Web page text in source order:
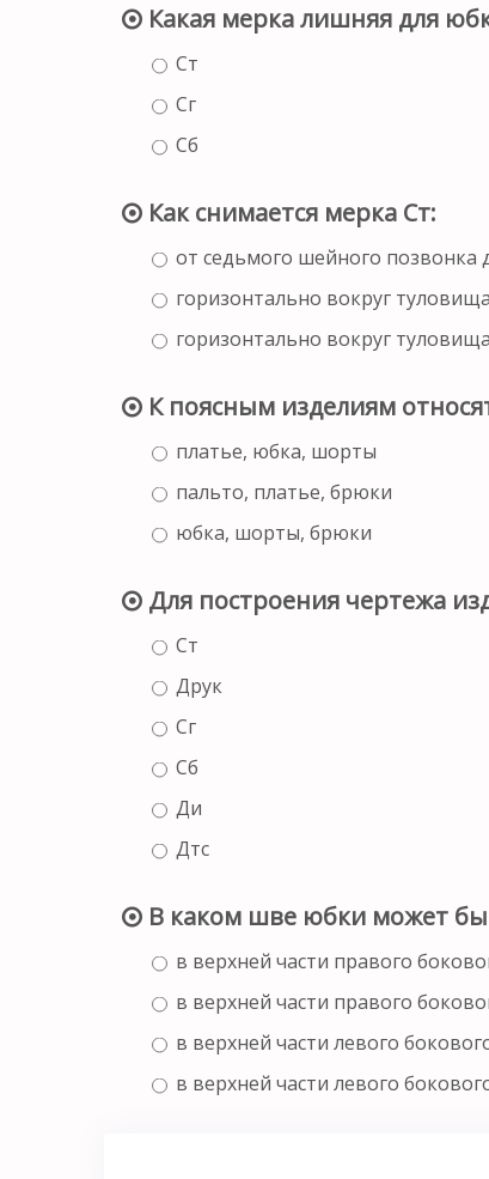
Какая мерка лишняя для
Ст
Сг
Сб
Как снимается мерка Ст:
от седьмого шейного позвонка
горизонтально вокруг
горизонтально вокруг
К поясным изделиям
платье, юбка, шорты
пальто, платье, брюки
юбка, шорты, брюки
Для построения чертежа
Ст
Друк
Сг
Сб
Ди
Дтс
В каком шве юбки может
в верхней части правого
в верхней части правого
в верхней части левого
в верхней части левого